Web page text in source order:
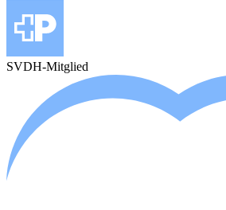
SVDH-Mitglied